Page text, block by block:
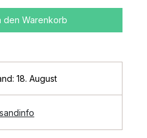
den Warenkorb
18. August